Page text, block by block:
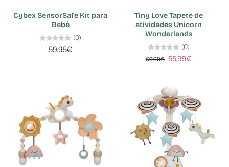
Cybex SensorSafe Kit para
Bebé
(0)
59,95€
Tiny Love Tapete de
atividades Unicorn
Wonderlands
(0)
69,99€ 55,99€